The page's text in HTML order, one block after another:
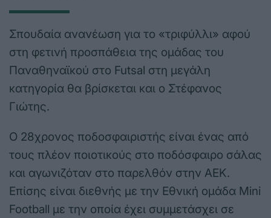
Σπουδαία ανανέωση για το «τριφύλλι» αφού
στη φετινή προσπάθεια της ομάδας του
Παναθηναϊκού στο Futsal στη μεγάλη
κατηγορία θα βρίσκεται και ο Στέφανος
Γιώτης.
Ο 28χρονος ποδοσφαιριστής είναι ένας από
τους πλέον ποιοτικούς στο ποδόσφαιρο σάλας
και αγωνιζόταν στο παρελθόν στην ΑΕΚ.
Επίσης είναι διεθνής με την Εθνική ομάδα Mini
Football με την οποία έχει συμμετάσχει σε